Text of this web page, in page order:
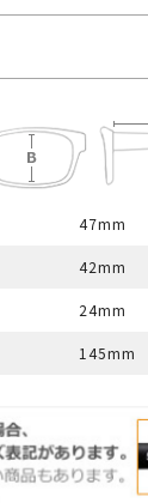
47mm
42mm
24mm
145mm